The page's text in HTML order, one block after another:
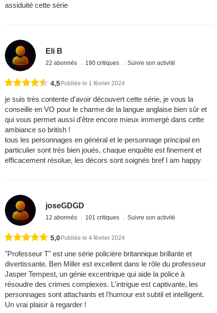
assiduité cette série
Eli B
22 abonnés 190 critiques Suivre son activité
4,5Publiée le 1 février 2024
je suis très contente d'avoir découvert cette série, je vous la
conseille en VO pour le charme de la langue anglaise bien sûr et
qui vous permet aussi d'être encore mieux immergé dans cette
ambiance so british !
tous les personnages en général et le personnage principal en
particulier sont très bien joués, chaque enquête est finement et
efficacement résolue, les décors sont soignés bref I am happy
joseGDGD
12 abonnés 101 critiques Suivre son activité
5,0Publiée le 4 février 2024
"Professeur T" est une série policière britannique brillante et
divertissante. Ben Miller est excellent dans le rôle du professeur
Jasper Tempest, un génie excentrique qui aide la police à
résoudre des crimes complexes. L'intrigue est captivante, les
personnages sont attachants et l'humour est subtil et intelligent.
Un vrai plaisir à regarder !